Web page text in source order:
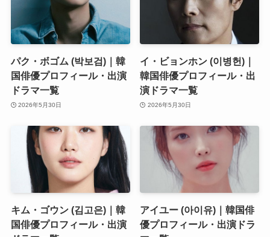
パク・ボゴム (박보검)｜韓
国俳優プロフィール・出演
ドラマ一覧
2026年5月30日
イ・ビョンホン (이병헌)｜
韓国俳優プロフィール・出
演ドラマ一覧
2026年5月30日
キム・ゴウン (김고은)｜韓
国俳優プロフィール・出演
アイユー (아이유)｜韓国俳
優プロフィール・出演ドラ